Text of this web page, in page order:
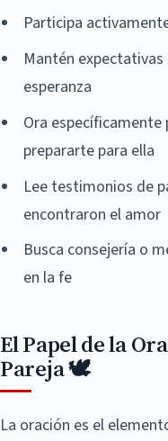
Participa
Mantén
esperanza
Ora
prepararte para ella
Lee testimonios de
encontraron el amor
Busca consejería o
en la fe
El Papel de la
Pareja 🕊️
La oración es el